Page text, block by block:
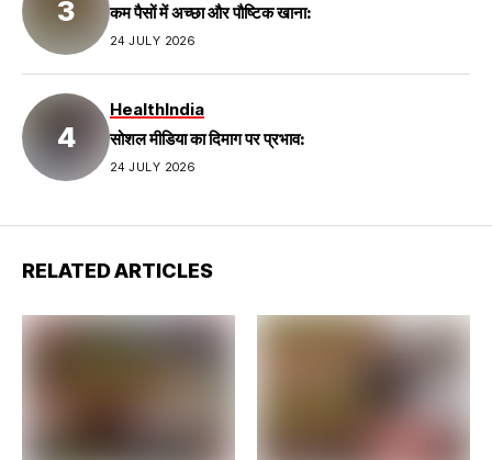
कम पैसों में अच्छा और पौष्टिक खाना:
24 JULY 2026
HealthIndia
सोशल मीडिया का दिमाग पर प्रभाव:
24 JULY 2026
RELATED ARTICLES